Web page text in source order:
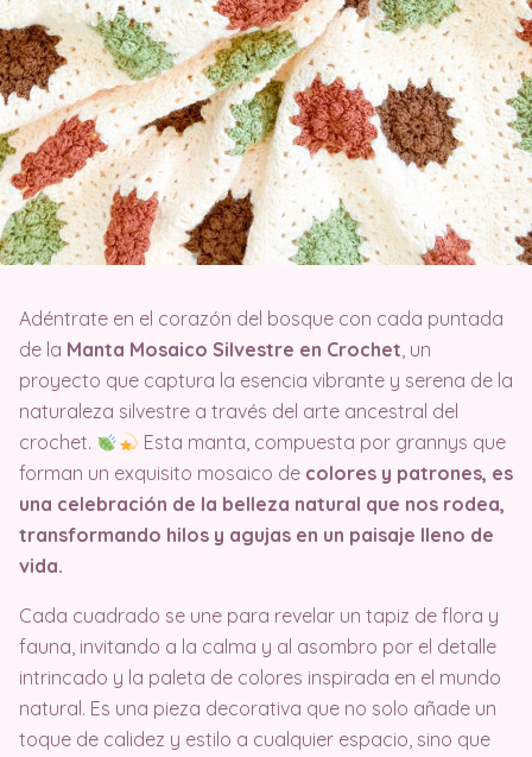
Adéntrate en el corazón del bosque con cada puntada
de la Manta Mosaico Silvestre en Crochet, un
proyecto que captura la esencia vibrante y serena de la
naturaleza silvestre a través del arte ancestral del
crochet.
Esta manta, compuesta por grannys que
forman un exquisito mosaico de colores y patrones, es
una celebración de la belleza natural que nos rodea,
transformando hilos y agujas en un paisaje lleno de
vida.
Cada cuadrado se une para revelar un tapiz de flora y
fauna, invitando a la calma y al asombro por el detalle
intrincado y la paleta de colores inspirada en el mundo
natural. Es una pieza decorativa que no solo añade un
toque de calidez y estilo a cualquier espacio, sino que